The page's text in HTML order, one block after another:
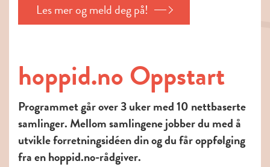
Les mer og meld deg på!
hoppid.no Oppstart
Programmet går over 3 uker med 10 nettbaserte
samlinger. Mellom samlingene jobber du med å
utvikle forretningsidéen din og du får oppfølging
fra en hoppid.no-rådgiver.